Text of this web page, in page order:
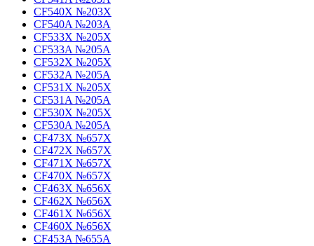
CF540X №203X
CF540A №203A
CF533X №205X
CF533A №205A
CF532X №205X
CF532A №205A
CF531X №205X
CF531A №205A
CF530X №205X
CF530A №205A
CF473X №657X
CF472X №657X
CF471X №657X
CF470X №657X
CF463X №656X
CF462X №656X
CF461X №656X
CF460X №656X
CF453A №655A